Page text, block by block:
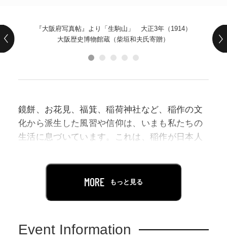
『大阪府写真帖』より「生駒山」 大正3年（1914）
大阪歴史博物館蔵（柴垣和夫氏寄贈）
鏡餅、お花見、福箕、稲荷神社など、稲作の文
化から派生した風習や信仰は、いまも私たちの
生活に息づいています。これは、稲作が日本人
ことを意味します。このことは、農具の改良や
新たな農法の導入など、米作りをめぐる技術革
MORE もっと見る
Event Information